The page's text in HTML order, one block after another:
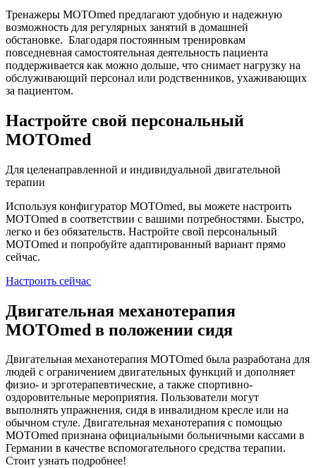
Тренажеры MOTOmed предлагают удобную и надежную
возможность для регулярных занятий в домашней
обстановке. Благодаря постоянным тренировкам
повседневная самостоятельная деятельность пациента
поддерживается как можно дольше, что снимает нагрузку на
обслуживающий персонал или родственников, ухаживающих
за пациентом.
Настройте свой персональный
MOTOmed
Для целенаправленной и индивидуальной двигательной
терапии
Используя конфигуратор MOTOmed, вы можете настроить
MOTOmed в соответствии с вашими потребностями. Быстро,
легко и без обязательств. Настройте свой персональный
MOTOmed и попробуйте адаптированный вариант прямо
сейчас.
Настроить сейчас
Двигательная механотерапия
MOTOmed в положении сидя
Двигательная механотерапия MOTOmed была разработана для
людей с ограничением двигательных функций и дополняет
физио- и эрготерапевтические, а также спортивно-
оздоровительные мероприятия. Пользователи могут
выполнять упражнения, сидя в инвалидном кресле или на
обычном стуле. Двигательная механотерапия с помощью
MOTOmed признана официальными больничными кассами в
Германии в качестве вспомогательного средства терапии.
Стоит узнать подробнее!